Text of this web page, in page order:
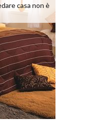
casa non è